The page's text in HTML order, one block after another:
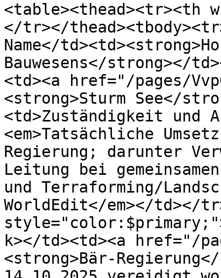
<table><thead><tr><th
</tr></
Name</
Bauwesens</strong></
<td><a href="/pages/
<strong>Sturm See</
<td>Zuständigkeit und
<em>Tatsächliche
Regierung; darunter
Leitung bei
und Terraforming/
WorldEdit</em></td></
k></td><td><a href="/
<strong>Bär-